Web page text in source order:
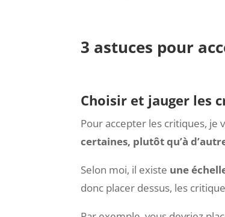
n’ont pas pour but de vous
3 astuces pour
Pour accepter les critiques, je
certaines, plutôt qu’à